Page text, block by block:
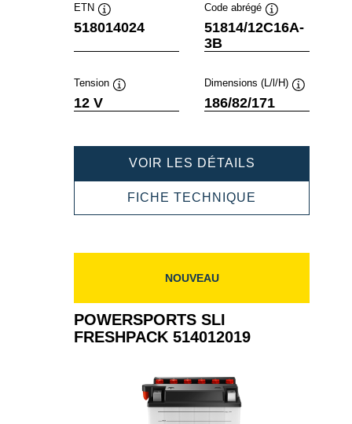
ETN
Infobulle
518014024
Code abrégé
Infobulle
51814/12C16A-
3B
Tension
12 V
Dimensions (L/l/H)
186/82/171
VOIR LES DÉTAILS
FRESHPACK
518014024
FICHE TECHNIQUE
NOUVEAU
POWERSPORTS SLI
FRESHPACK 514012019